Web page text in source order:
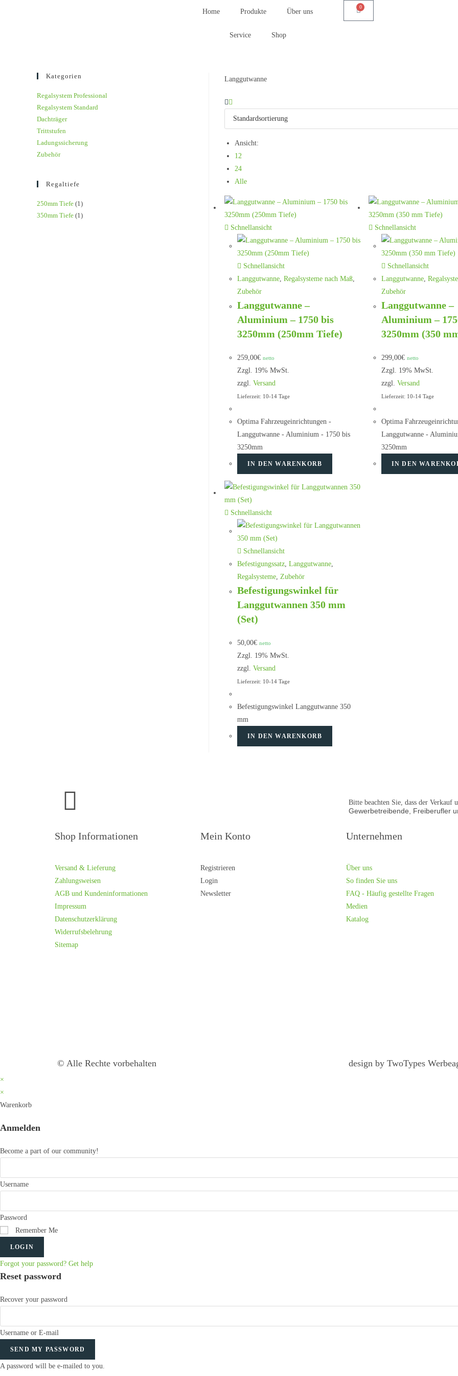
Home Produkte Über uns
Service Shop
0
Langgutwanne
Ansicht:
12
24
Alle
Schnellansicht
Schnellansicht
Langgutwanne, Regalsysteme nach Maß,
Zubehör
Langgutwanne –
Aluminium – 1750 bis
3250mm (250mm Tiefe)
259,00€ netto
Zzgl. 19% MwSt.
zzgl. Versand
Lieferzeit: 10-14 Tage
Optima Fahrzeugeinrichtungen -
Langgutwanne - Aluminium - 1750 bis
3250mm
IN DEN WARENKORB
Schnellansicht
Schnellansicht
Langgutwanne,
Zubehör
Langgutwanne –
Aluminium –
3250mm (350
299,00€ netto
Zzgl. 19% MwSt.
zzgl. Versand
Lieferzeit: 10-14 Tage
Optima
Langgutwanne -
3250mm
IN DEN
Schnellansicht
Schnellansicht
Befestigungssatz Langgutwanne
Regalsysteme Zubehör
Befestigungswinkel für
Langgutwannen 350 mm
(Set)
50,00€ netto
Zzgl. 19% MwSt.
zzgl. Versand
Lieferzeit: 10-14 Tage
Befestigungswinkel Langgutwanne 350
mm
IN DEN WARENKORB
Kategorien
Regalsystem Professional
Regalsystem Standard
Dachträger
Trittstufen
Ladungssicherung
Zubehör
Regaltiefe
250mm Tiefe (1)
350mm Tiefe (1)
Bitte beachten Sie, dass der Verkauf
Gewerbetreibende, Freiberufler
Shop Informationen
Versand & Lieferung
Zahlungsweisen
AGB und Kundeninformationen
Impressum
Datenschutzerklärung
Widerrufsbelehrung
Sitemap
Mein Konto
Registrieren
Login
Newsletter
Unternehmen
Über uns
So finden Sie uns
FAQ - Häufig gestellte Fragen
Medien
Katalog
© Alle Rechte vorbehalten design by TwoTypes
×
×
Warenkorb
Anmelden
Become a part of our community!
Username
Password
Remember Me
LOGIN
Forgot your password? Get help
Reset password
Recover your password
Username or E-mail
SEND MY PASSWORD
A password will be e-mailed to you.